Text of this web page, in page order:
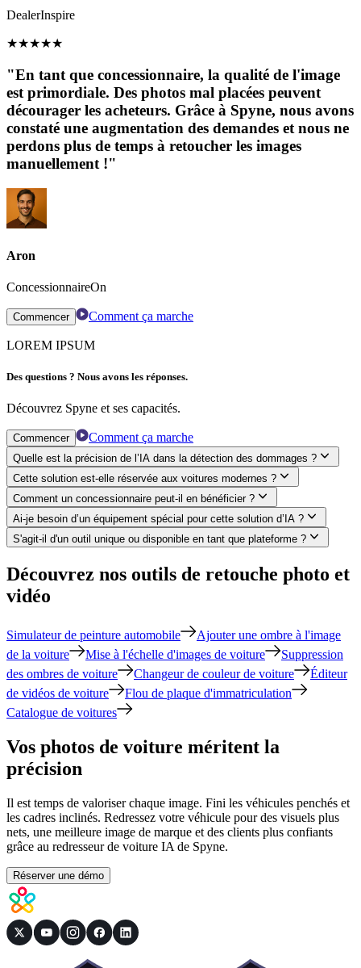
DealerInspire
★★★★★
"En tant que concessionnaire, la qualité de l'image
est primordiale. Des photos mal placées peuvent
décourager les acheteurs. Grâce à Spyne, nous avons
constaté une augmentation des demandes et nous ne
perdons plus de temps à retoucher les images
manuellement !"
Aron
ConcessionnaireOn
Commencer Comment ça marche
LOREM IPSUM
Des questions ? Nous avons les réponses.
Découvrez Spyne et ses capacités.
Commencer Comment ça marche
Quelle est la précision de l’IA dans la détection des dommages ?
Cette solution est-elle réservée aux voitures modernes ?
Comment un concessionnaire peut-il en bénéficier ?
Ai-je besoin d’un équipement spécial pour cette solution d’IA ?
S'agit-il d'un outil unique ou disponible en tant que plateforme ?
Découvrez nos outils de retouche photo et
vidéo
Simulateur de peinture automobile
Ajouter une ombre à l'image
de la voiture
Mise à l'échelle d'images de voiture
Suppression
des ombres de voiture
Changeur de couleur de voiture
Éditeur
de vidéos de voiture
Flou de plaque d'immatriculation
Catalogue de voitures
Vos photos de voiture méritent la
précision
Il est temps de valoriser chaque image. Fini les véhicules penchés et
les cadres inclinés. Redressez votre véhicule pour des visuels plus
nets, une meilleure image de marque et des clients plus confiants
grâce au redresseur de voiture IA de Spyne.
Réserver une démo